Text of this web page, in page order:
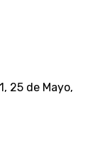
25 de Mayo,